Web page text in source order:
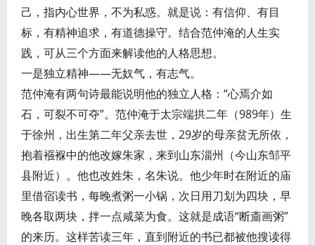
己，指内心世界，不为私惑。就是说：有信仰、有目
标，有精神追求，有道德操守。结合范仲淹的人生实
践，可从三个方面来解读他的人格思想。
一是独立精神——无奴气，有志气。
范仲淹有两句诗最能说明他的独立人格：“心焉介如
石，可裂不可夺”。范仲淹于太宗端拱二年（989年）生
于徐州，出生第二年父亲去世，29岁的母亲贫无所依，
抱着襁褓中的他改嫁朱家，来到山东淄州（今山东邹平
县附近）。他也改姓朱，名朱说。他少年时在附近的庙
里借宿读书，每晚煮粥一小锅，次日用刀划为四块，早
晚各取两块，拌一点咸菜为食。这就是成语“断齑画粥”
的来历。这样苦读三年，直到附近的书已都被他搜读得